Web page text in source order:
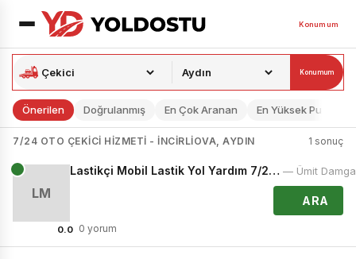
Konumum
Konumum
Önerilen Doğrulanmış En Çok Aranan En Yüksek Puan
7/24 OTO ÇEKICI HIZMETI - İNCIRLIOVA, AYDIN 1 sonuç
LM
0.0
Lastikçi Mobil Lastik Yol Yardım 7/24 Hizmetinizdeyiz — Ümit Damga
0 yorum
ARA